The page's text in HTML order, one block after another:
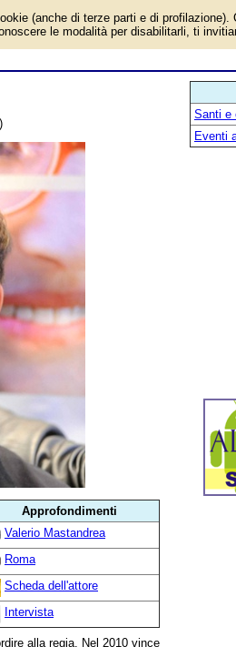
ha fatto Valerio Mastandrea, attore
Approfondimenti
Valerio Mastandrea
Roma
Scheda dell'attore
Intervista
alla regia. Nel 2010 vince
Santi e
Eventi
(anche di terze parti e di
le modalità per disabilitarli, ti